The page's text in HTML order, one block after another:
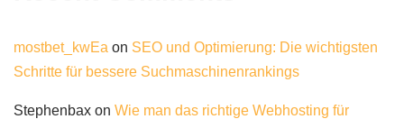
mostbet_kwEa on SEO und Optimierung: Die wichtigsten
Schritte für bessere Suchmaschinenrankings
Stephenbax on Wie man das richtige Webhosting für